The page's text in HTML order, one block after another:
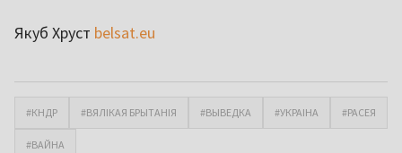
Якуб Хруст belsat.eu
#КНДР #ВЯЛІКАЯ БРЫТАНІЯ #ВЫВЕДКА #УКРАІНА #РАСЕЯ
#ВАЙНА